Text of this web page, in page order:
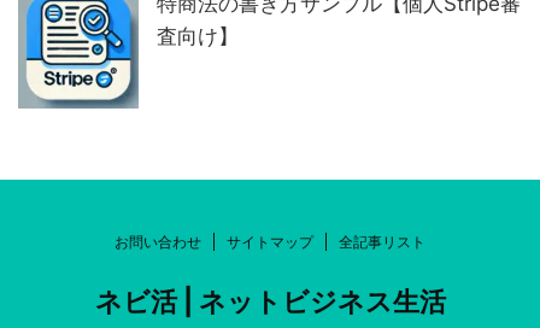
査向け】
お問い合わせ サイトマップ 全記事リスト
ネビ活 | ネットビジネス生活